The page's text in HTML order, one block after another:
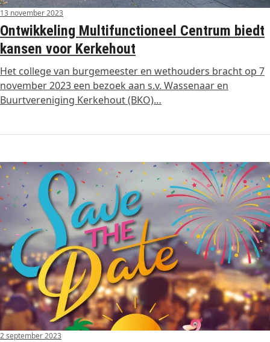
13 november 2023
Ontwikkeling Multifunctioneel Centrum biedt
kansen voor Kerkehout
Het college van burgemeester en wethouders bracht op 7
november 2023 een bezoek aan s.v. Wassenaar en
Buurtvereniging Kerkehout (BKO)…
2 september 2023